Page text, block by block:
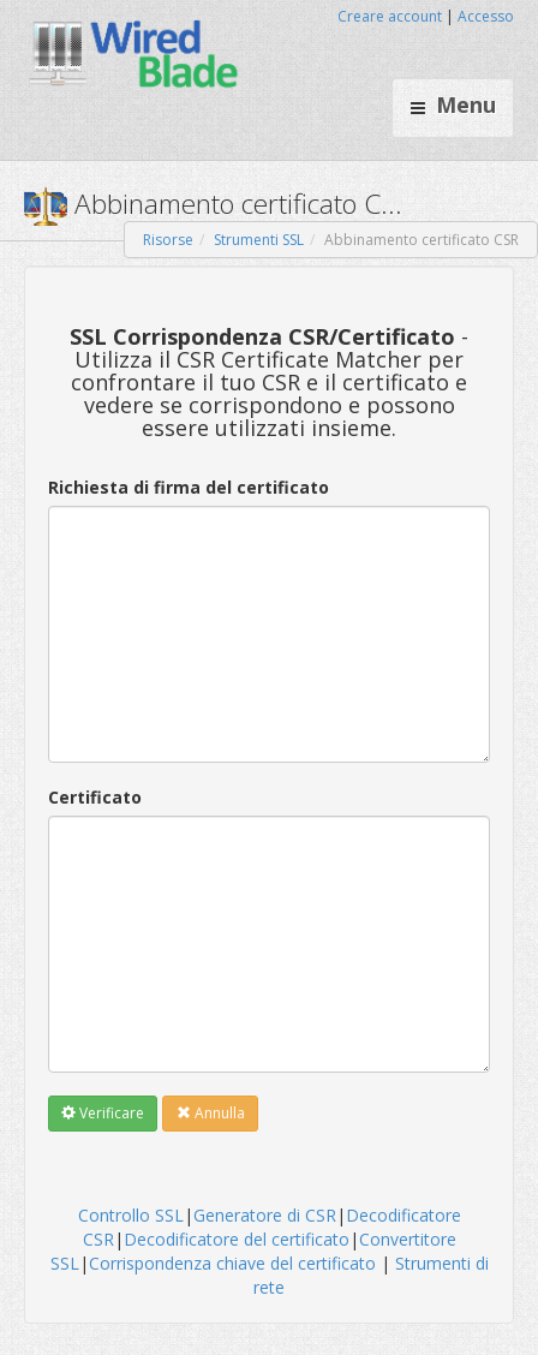
Menu
Creare account | Accesso
Abbinamento certificato C...
Risorse Strumenti SSL Abbinamento certificato CSR
SSL Corrispondenza CSR/Certificato -
Utilizza il CSR Certificate Matcher per
confrontare il tuo CSR e il certificato e
vedere se corrispondono e possono
essere utilizzati insieme.
Richiesta di firma del certificato
Certificato
Verificare Annulla
Controllo SSL| Generatore di CSR| Decodificatore
CSR| Decodificatore del certificato |Convertitore
SSL|Corrispondenza chiave del certificato | Strumenti di
rete